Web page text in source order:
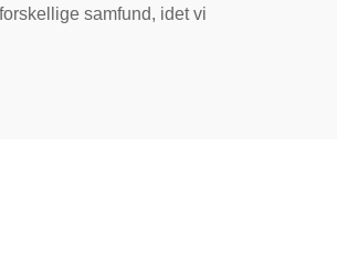
samfund, idet vi